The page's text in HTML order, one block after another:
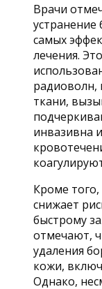
Врачи
устранение
самых
лечения.
радиоволн,
ткани,
инвазивна
Кроме
снижает
быстрому
отмечают,
удаления
кожи,
Однако,